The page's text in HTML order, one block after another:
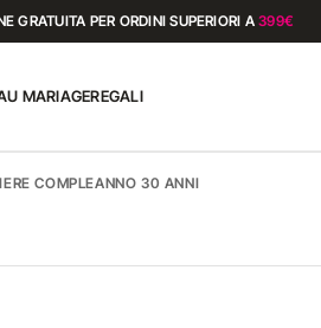
GRATUITA PER ORDINI SUPERIORI A399€
MARIAGEREGALI
COMPLEANNO 30 ANNI